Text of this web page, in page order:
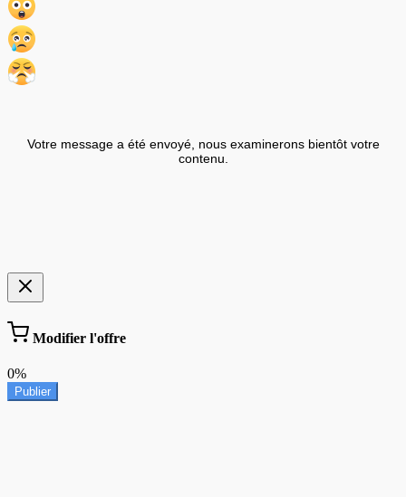
Votre message a été envoyé, nous examinerons bientôt votre
contenu.
Modifier l'offre
0%
Publier